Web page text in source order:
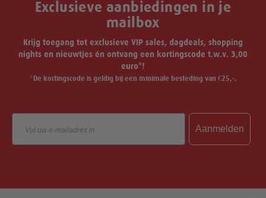
Exclusieve aanbiedingen in je
mailbox
Krijg toegang tot exclusieve VIP sales, dagdeals, shopping
nights en nieuwtjes én ontvang een kortingscode t.w.v. 3,00
euro*!
*De kortingscode is geldig bij een minimale besteding van €25,-.
Aanmelden